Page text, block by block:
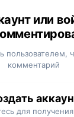
или
комментарий
для